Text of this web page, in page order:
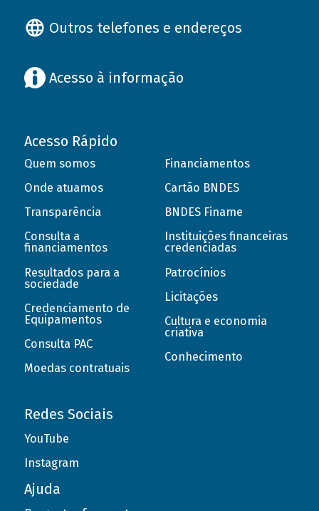
Outros telefones e endereços
Acesso à informação
Acesso Rápido
Quem somos
Onde atuamos
Transparência
Consulta a
financiamentos
Resultados para a
sociedade
Credenciamento de
Equipamentos
Consulta PAC
Moedas contratuais
Financiamentos
Cartão BNDES
BNDES Finame
Instituições financeiras
credenciadas
Patrocínios
Licitações
Cultura e economia
criativa
Conhecimento
Redes Sociais
YouTube
Instagram
Ajuda